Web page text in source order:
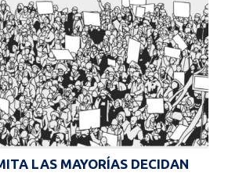
LAS MAYORÍAS DECIDAN